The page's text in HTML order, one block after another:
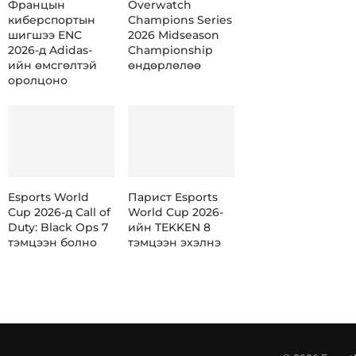
Францын
киберспортын
шигшээ ENC
2026-д Adidas-
ийн өмсгөлтэй
оролцоно
Overwatch
Champions Series
2026 Midseason
Championship
өндөрлөлөө
Esports World
Cup 2026-д Call of
Duty: Black Ops 7
тэмцээн болно
Парист Esports
World Cup 2026-
ийн TEKKEN 8
тэмцээн эхэлнэ